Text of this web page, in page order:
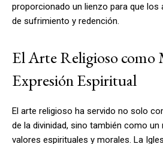
proporcionado un lienzo para que
de sufrimiento y redención.
El Arte Religioso como
Expresión Espiritual
El arte religioso ha servido no solo
de la divinidad, sino también como
valores espirituales y morales. La